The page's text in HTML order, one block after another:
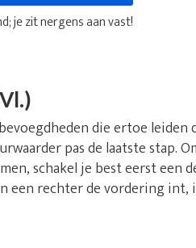
je zit nergens aan vast!
die ertoe
pas de laatste stap.
schakel je best eerst een
een rechter de vordering int,